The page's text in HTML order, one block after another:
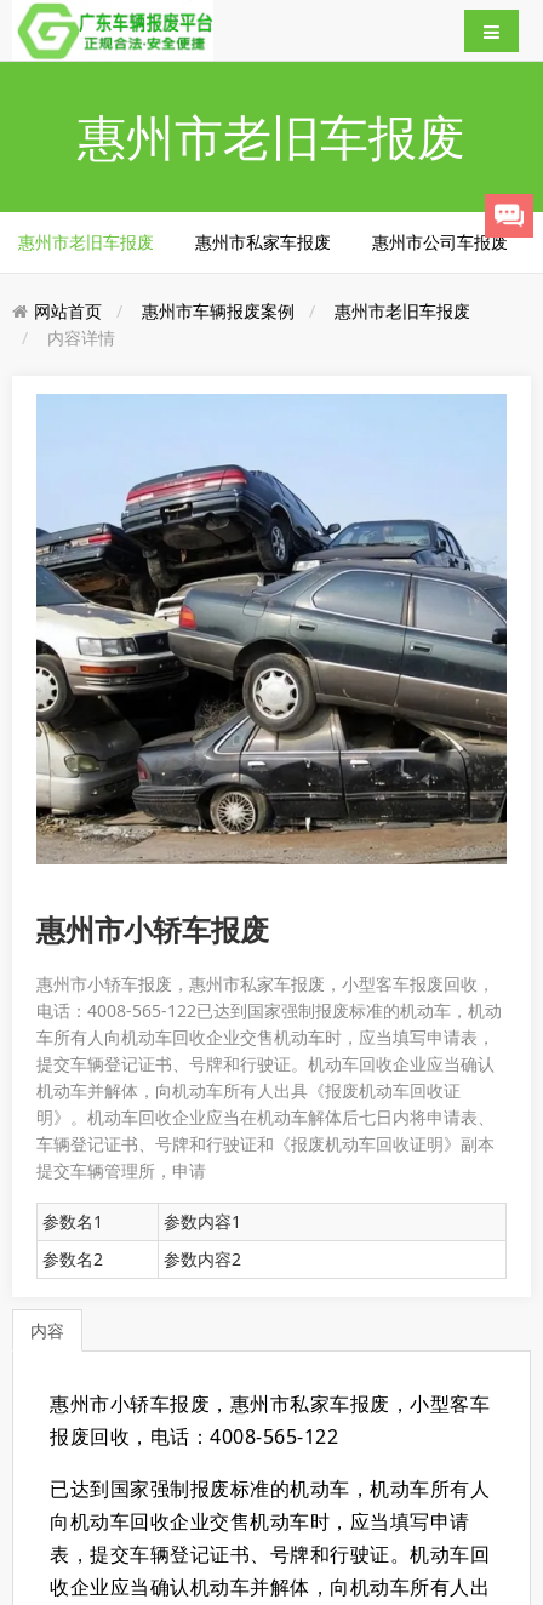
惠州市老旧车报废
惠州市老旧车报废 惠州市私家车报废 惠州市公司车报废
网站首页 惠州市车辆报废案例
惠州市老旧车报废
内容详情
惠州市小轿车报废
惠州市小轿车报废，惠州市私家车报废，小型客车报废回收，
电话：4008-565-122已达到国家强制报废标准的机动车，机动
车所有人向机动车回收企业交售机动车时，应当填写申请表，
提交车辆登记证书、号牌和行驶证。机动车回收企业应当确认
机动车并解体，向机动车所有人出具《报废机动车回收证
明》。机动车回收企业应当在机动车解体后七日内将申请表、
车辆登记证书、号牌和行驶证和《报废机动车回收证明》副本
提交车辆管理所，申请
参数名1
参数内容1
参数名2
参数内容2
内容
惠州市小轿车报废，惠州市私家车报废，小型客车
报废回收，电话：4008-565-122
已达到国家强制报废标准的机动车，机动车所有人
向机动车回收企业交售机动车时，应当填写申请
表，提交车辆登记证书、号牌和行驶证。机动车回
收企业应当确认机动车并解体，向机动车所有人出